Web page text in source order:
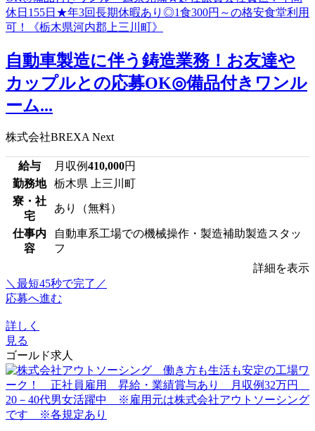
自動車製造に伴う鋳造業務！お友達や
カップルとの応募OK◎備品付きワンル
ーム...
株式会社BREXA Next
給与 月収例410,000円
勤務地
栃木県 上三川町
寮・社
宅
あり（無料）
仕事内
容
自動車系工場での機械操作・製造補助製造スタッ
フ
詳細を表示
＼最短45秒で完了／
応募へ進む
詳しく
見る
ゴールド求人